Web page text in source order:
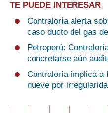
TE PUEDE INTERESAR
Contraloría alerta
caso ducto del gas
Petroperú:
concretarse aún
Contraloría implica a
nueve por